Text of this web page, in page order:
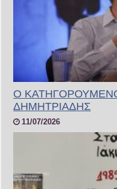
Ο
ΔΗΜΗΤΡΙΑΔΗΣ
11/07/2026